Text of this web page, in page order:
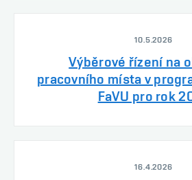
10.5.2026
Výběrové řízení na
pracovního místa v
FaVU pro rok
16.4.2026